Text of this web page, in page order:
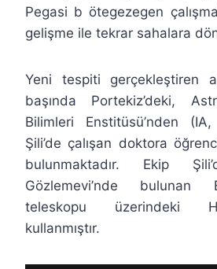
Pegasi b ötegezegen
gelişme ile tekrar sahalara
Yeni tespiti gerçekleştiren
başında Portekiz’deki,
Bilimleri Enstitüsü’nden
Şili’de çalışan doktora
bulunmaktadır. Ekip
Gözlemevi’nde bulunan
teleskopu üzerindeki
kullanmıştır.